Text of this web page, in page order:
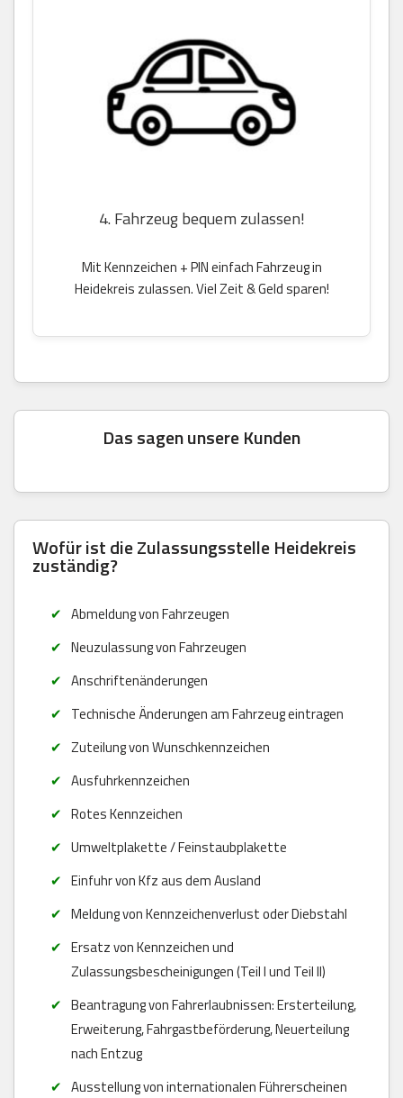
4. Fahrzeug bequem zulassen!
Mit Kennzeichen + PIN einfach Fahrzeug in
Heidekreis zulassen. Viel Zeit & Geld sparen!
Das sagen unsere Kunden
Wofür ist die Zulassungsstelle Heidekreis
zuständig?
Abmeldung von Fahrzeugen
Neuzulassung von Fahrzeugen
Anschriftenänderungen
Technische Änderungen am Fahrzeug eintragen
Zuteilung von Wunschkennzeichen
Ausfuhrkennzeichen
Rotes Kennzeichen
Umweltplakette / Feinstaubplakette
Einfuhr von Kfz aus dem Ausland
Meldung von Kennzeichenverlust oder Diebstahl
Ersatz von Kennzeichen und
Zulassungsbescheinigungen (Teil I und Teil II)
Beantragung von Fahrerlaubnissen: Ersterteilung,
Erweiterung, Fahrgastbeförderung, Neuerteilung
nach Entzug
Ausstellung von internationalen Führerscheinen